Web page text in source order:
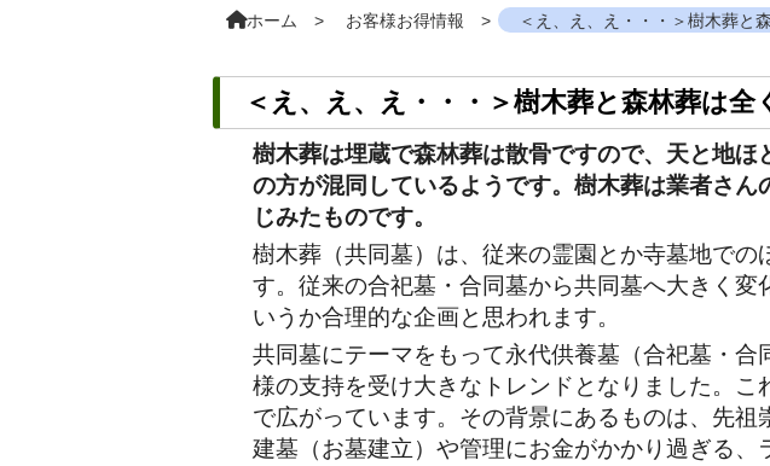
ホーム お客様お得情報 ＜え、え、え・・・＞樹木葬と
＜え、え、え・・・＞樹木葬と森林葬は全
樹木葬は埋蔵で森林葬は散骨ですので、天と地
の方が混同しているようです。樹木葬は業者さ
じみたものです。
樹木葬（共同墓）は、従来の霊園とか寺墓地で
す。従来の合祀墓・合同墓から共同墓へ大きく
いうか合理的な企画と思われます。
共同墓にテーマをもって永代供養墓（合祀墓・
様の支持を受け大きなトレンドとなりました。
で広がっています。その背景にあるものは、先祖
建墓（お墓建立）や管理にお金がかかり過ぎる